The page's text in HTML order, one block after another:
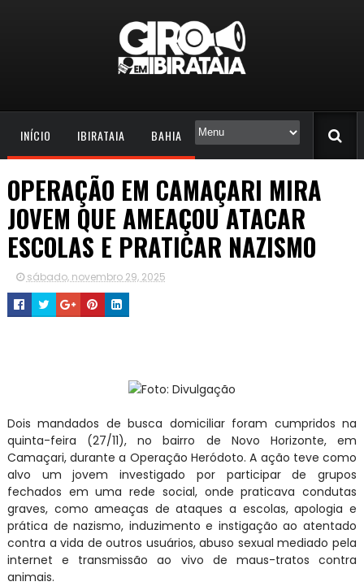
INÍCIO IBIRATAIA BAHIA
OPERAÇÃO EM CAMAÇARI MIRA
JOVEM QUE AMEAÇOU ATACAR
ESCOLAS E PRATICAR NAZISMO
sábado, novembro 29, 2025
Foto: Divulgação
Dois mandados de busca domiciliar foram cumpridos na
quinta-feira (27/11), no bairro de Novo Horizonte, em
Camaçari, durante a Operação Heródoto. A ação teve como
alvo um jovem investigado por participar de grupos
fechados em uma rede social, onde praticava condutas
graves, como ameaças de ataques a escolas, apologia e
prática de nazismo, induzimento e instigação ao atentado
contra a vida de outros usuários, abuso sexual mediado pela
internet e transmissão ao vivo de maus-tratos contra
animais.